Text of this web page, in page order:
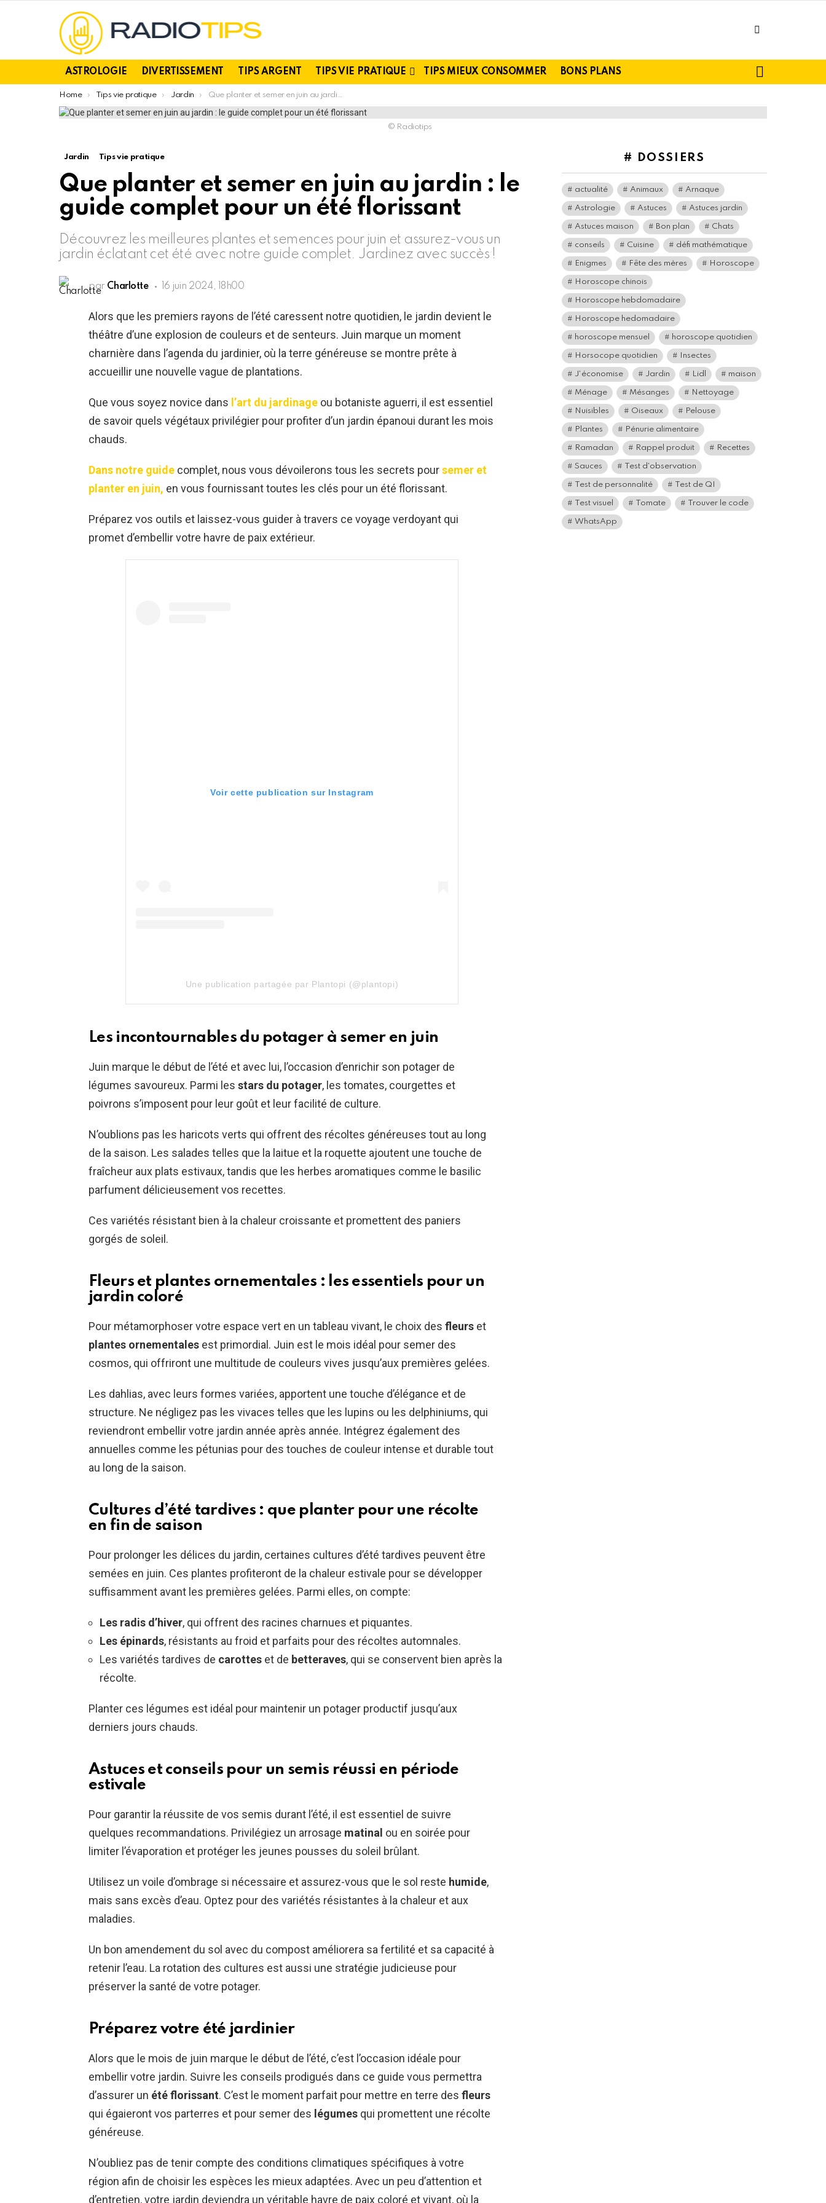
ASTROLOGIE DIVERTISSEMENT TIPS ARGENT TIPS VIE PRATIQUE TIPS MIEUX CONSOMMER BONS PLANS
You are here:
Home Tips vie pratique Jardin Que planter et semer en juin au jardin : le guide complet pour un été florissant
© Radiotips
Jardin Tips vie pratique
Que planter et semer en juin au jardin : le
guide complet pour un été florissant
Découvrez les meilleures plantes et semences pour juin et assurez-vous un
jardin éclatant cet été avec notre guide complet. Jardinez avec succès !
par Charlotte 16 juin 2024, 18h00
Alors que les premiers rayons de l’été caressent notre quotidien, le jardin devient le
théâtre d’une explosion de couleurs et de senteurs. Juin marque un moment
charnière dans l’agenda du jardinier, où la terre généreuse se montre prête à
accueillir une nouvelle vague de plantations.
Que vous soyez novice dans l’art du jardinage ou botaniste aguerri, il est essentiel
de savoir quels végétaux privilégier pour profiter d’un jardin épanoui durant les mois
chauds.
Dans notre guide complet, nous vous dévoilerons tous les secrets poursemer et
planter en juin, en vous fournissant toutes les clés pour un été florissant.
Préparez vos outils et laissez-vous guider à travers ce voyage verdoyant qui
promet d’embellir votre havre de paix extérieur.
Voir cette publication sur Instagram
Une publication partagée par Plantopi (@plantopi)
Les incontournables du potager à semer en juin
Juin marque le début de l’été et avec lui, l’occasion d’enrichir son potager de
légumes savoureux. Parmi les stars du potager, les tomates, courgettes et
poivrons s’imposent pour leur goût et leur facilité de culture.
N’oublions pas les haricots verts qui offrent des récoltes généreuses tout au long
de la saison. Les salades telles que la laitue et la roquette ajoutent une touche de
fraîcheur aux plats estivaux, tandis que les herbes aromatiques comme le basilic
parfument délicieusement vos recettes.
Ces variétés résistant bien à la chaleur croissante et promettent des paniers
gorgés de soleil.
Fleurs et plantes ornementales : les essentiels pour un
jardin coloré
Pour métamorphoser votre espace vert en un tableau vivant, le choix des fleurs et
plantes ornementales est primordial. Juin est le mois idéal pour semer des
cosmos, qui offriront une multitude de couleurs vives jusqu’aux premières gelées.
Les dahlias, avec leurs formes variées, apportent une touche d’élégance et de
structure. Ne négligez pas les vivaces telles que les lupins ou les delphiniums, qui
reviendront embellir votre jardin année après année. Intégrez également des
annuelles comme les pétunias pour des touches de couleur intense et durable tout
au long de la saison.
Cultures d’été tardives : que planter pour une récolte
en fin de saison
Pour prolonger les délices du jardin, certaines cultures d’été tardives peuvent être
semées en juin. Ces plantes profiteront de la chaleur estivale pour se développer
suffisamment avant les premières gelées. Parmi elles, on compte:
Les radis d’hiver, qui offrent des racines charnues et piquantes.
Les épinards, résistants au froid et parfaits pour des récoltes automnales.
Les variétés tardives de carottes et de betteraves, qui se conservent bien après la
récolte.
Planter ces légumes est idéal pour maintenir un potager productif jusqu’aux
derniers jours chauds.
Astuces et conseils pour un semis réussi en période
estivale
Pour garantir la réussite de vos semis durant l’été, il est essentiel de suivre
quelques recommandations. Privilégiez un arrosage matinal ou en soirée pour
limiter l’évaporation et protéger les jeunes pousses du soleil brûlant.
Utilisez un voile d’ombrage si nécessaire et assurez-vous que le sol reste humide,
mais sans excès d’eau. Optez pour des variétés résistantes à la chaleur et aux
maladies.
Un bon amendement du sol avec du compost améliorera sa fertilité et sa capacité à
retenir l’eau. La rotation des cultures est aussi une stratégie judicieuse pour
préserver la santé de votre potager.
Préparez votre été jardinier
Alors que le mois de juin marque le début de l’été, c’est l’occasion idéale pour
embellir votre jardin. Suivre les conseils prodigués dans ce guide vous permettra
d’assurer un été florissant. C’est le moment parfait pour mettre en terre des fleurs
qui égaieront vos parterres et pour semer des légumes qui promettent une récolte
généreuse.
N’oubliez pas de tenir compte des conditions climatiques spécifiques à votre
région afin de choisir les espèces les mieux adaptées. Avec un peu d’attention et
d’entretien, votre jardin deviendra un véritable havre de paix coloré et vivant, où la
# DOSSIERS
actualité Animaux Arnaque
Astrologie Astuces Astuces jardin
Astuces maison Bon plan Chats
conseils Cuisine défi mathématique
Enigmes Fête des mères Horoscope
Horoscope chinois
Horoscope hebdomadaire
Horoscope hedomadaire
horoscope mensuel horoscope quotidien
Horsocope quotidien Insectes
J'économise Jardin Lidl maison
Ménage Mésanges Nettoyage
Nuisibles Oiseaux Pelouse
Plantes Pénurie alimentaire
Ramadan Rappel produit Recettes
Sauces Test d'observation
Test de personnalité Test de QI
Test visuel Tomate Trouver le code
WhatsApp